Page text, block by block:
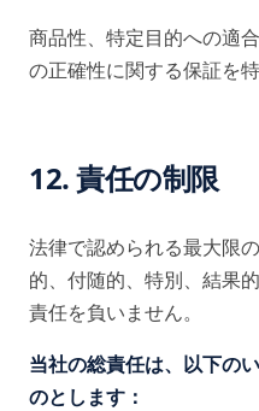
商品性、特定目的への適
の正確性に関する保証を
12. 責任の制限
法律で認められる最大限
的、付随的、特別、結果
責任を負いません。
当社の総責任は、以下の
のとします：